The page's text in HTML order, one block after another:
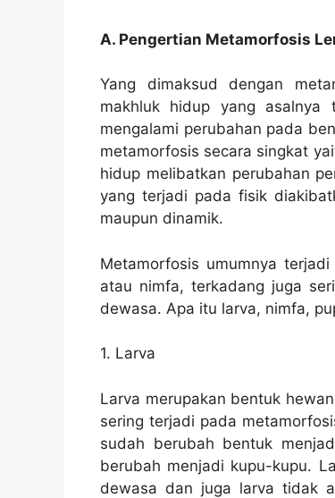
A. Pengertian Metamorfosis
Yang dimaksud dengan
makhluk hidup yang asalnya
mengalami perubahan pada
metamorfosis secara singkat
hidup melibatkan perubahan
yang terjadi pada fisik
maupun dinamik.
Metamorfosis umumnya
atau nimfa, terkadang juga
dewasa. Apa itu larva, nimfa,
1. Larva
Larva merupakan bentuk
sering terjadi pada
sudah berubah bentuk
berubah menjadi kupu-kupu.
dewasa dan juga larva tidak